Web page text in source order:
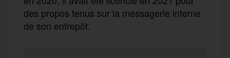
des propos tenus sur la messagerie interne
de son entrepôt.